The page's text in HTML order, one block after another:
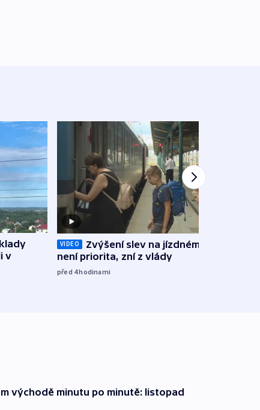
v
VIDEO
Zvýšení slev na jízdném teď
není priorita, zní z vlády
před 4hodinami
východě minutu po minutě: listopad